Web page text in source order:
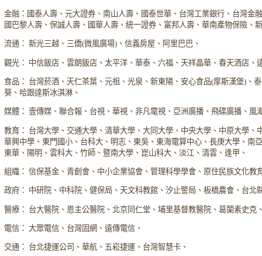
金融：國泰人壽、元大證券、南山人壽、國泰世華、台灣工業銀行、台灣金
國巴黎人壽、保誠人壽、國華人壽、統一證券、富邦人壽、華南產物保險、
流通： 新光三越、三僑(微風廣場)、信義房屋、阿里巴巴、
觀光： 中信飯店、雲朗飯店、太平洋、華泰、六福、天祥晶華、春天酒店、
食品： 台灣菸酒、天仁茶葉、元祖、光泉、新東陽、安心食品(摩斯漢堡)、
葵、哈跟達斯冰淇淋、
媒體： 壹傳媒、聯合報、台視、華視、非凡電視、亞洲廣播、飛碟廣播、風
教育： 台灣大學、交通大學、清華大學、大同大學、中央大學、中原大學、
華興中學、東門國小、台科大、明志、東吳、東海電算中心、長庚大學、南
東華、陽明、雲科大、竹師、暨南大學、崑山科大、淡江、清雲、逢甲、
組織： 信保基金、青創會、中小企業協會、管理科學學會、原住民族文化教
政府： 中研院、中科院、健保局、天文科教館、汐止警局、板橋農會、台北
醫療： 台大醫院、恩主公醫院、北京同仁堂、埔里基督教醫院、葛蘭素史克
電信： 大眾電信、台灣固網、遠傳電信、
交通： 台北捷運公司、華航、五崧捷運、台灣智慧卡、